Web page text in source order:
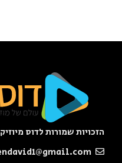
הזכויות שמורות לדוס מיוזיק 2005